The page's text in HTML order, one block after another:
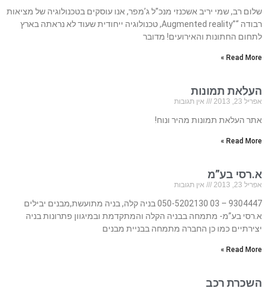
שלום רב, שמי יריב אשכנזי מנכ”ל ג’מפר, אנו עוסקים בטכנולוגיה של מציאות
רבודה “”Augmented reality, טכנולוגיה ייחודית שעוד לא נראתה בארץ
לתחום החתונות והאירועים! מדובר
Read More »
העלאת תמונות
אפריל 23, 2013 אין תגובות
אתר העלאת תמונות מהיר ונוח!
Read More »
א.רסי בע”מ
אפריל 23, 2013 אין תגובות
9304447 – 03 050-5202130 בניה קלה, בניה מתועשת,מבנים יבילים
א.רסי בע”מ- מתמחה בבניה הקלה והמתקדמת ובמיגוון פתרונות בניה
יצירתיים כמו כן החברה מתמחה בבניית מבנים
Read More »
השכרת רכב